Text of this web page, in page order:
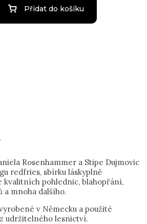
Přidat do košíku
Rosenhammer a Stipe Dujmovic
redfries, sbírku láskyplně
kvalitních pohlednic, blahopřání,
a mnoha dalšího.
v Německu a použité
udržitelného lesnictví.